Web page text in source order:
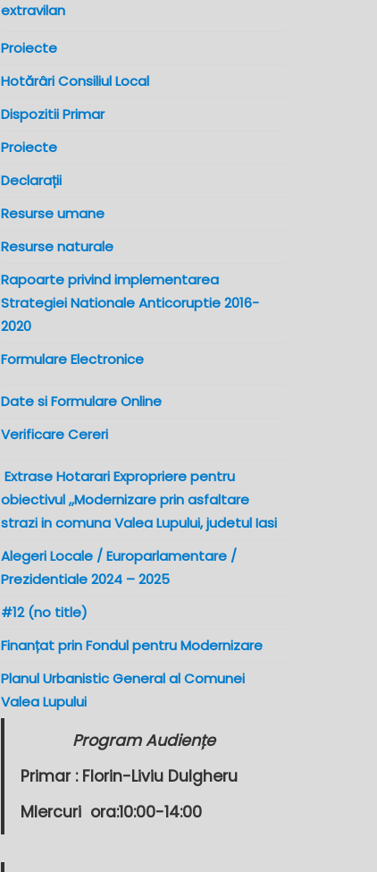
extravilan
Proiecte
Hotărâri Consiliul Local
Dispozitii Primar
Proiecte
Declarații
Resurse umane
Resurse naturale
Rapoarte privind implementarea
Strategiei Nationale Anticoruptie 2016-
2020
Formulare Electronice
Date si Formulare Online
Verificare Cereri
Extrase Hotarari Expropriere pentru
obiectivul ,,Modernizare prin asfaltare
strazi in comuna Valea Lupului, judetul Iasi
Alegeri Locale / Europarlamentare /
Prezidentiale 2024 – 2025
#12 (no title)
Finanțat prin Fondul pentru Modernizare
Planul Urbanistic General al Comunei
Valea Lupului
Program Audiențe
Primar :Florin-Liviu Dulgheru
MIercuri ora:10:00-14:00